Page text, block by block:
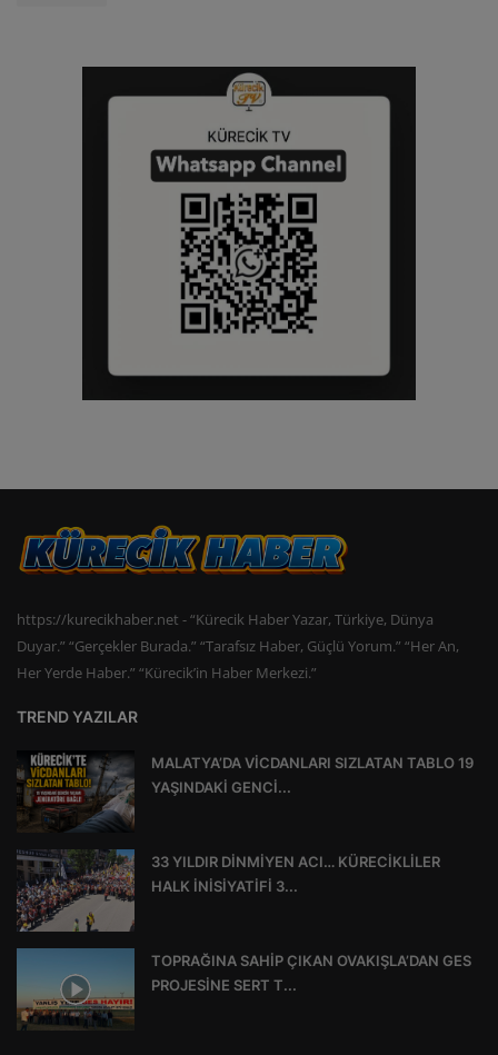
https://kurecikhaber.net - “Kürecik Haber Yazar, Türkiye, Dünya
Duyar.” “Gerçekler Burada.” “Tarafsız Haber, Güçlü Yorum.” “Her An,
Her Yerde Haber.” “Kürecik’in Haber Merkezi.”
TREND YAZILAR
MALATYA’DA VİCDANLARI SIZLATAN TABLO 19
YAŞINDAKİ GENCİ...
33 YILDIR DİNMİYEN ACI… KÜRECİKLİLER
HALK İNİSİYATİFİ 3...
TOPRAĞINA SAHİP ÇIKAN OVAKIŞLA’DAN GES
PROJESİNE SERT T...